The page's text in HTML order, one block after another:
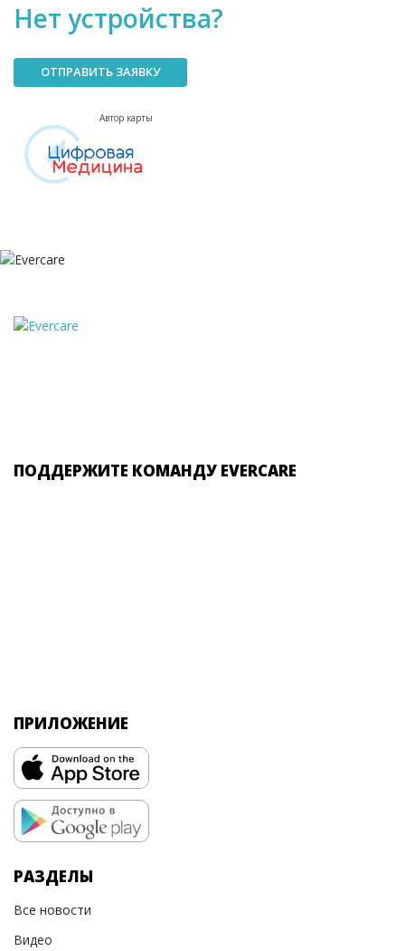
Нет устройства?
ОТПРАВИТЬ ЗАЯВКУ
Автор карты
ПОДДЕРЖИТЕ КОМАНДУ EVERCARE
ПРИЛОЖЕНИЕ
РАЗДЕЛЫ
Все новости
Видео